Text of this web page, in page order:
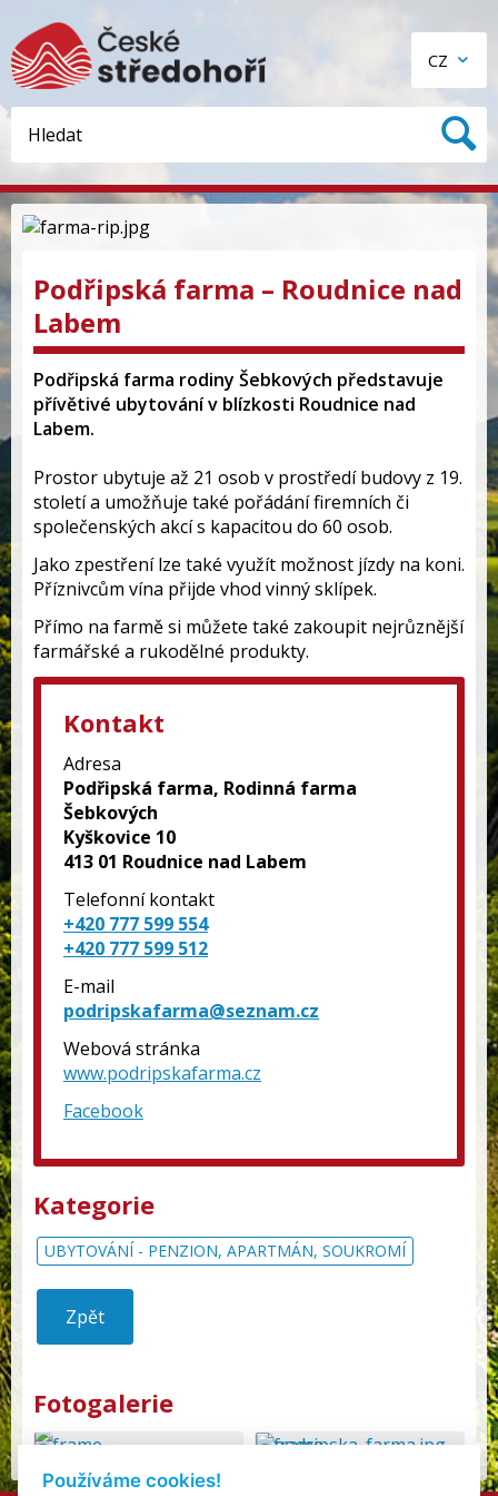
CZ
Podřipská farma – Roudnice nad
Labem
Podřipská farma rodiny Šebkových představuje
přívětivé ubytování v blízkosti Roudnice nad
Labem.
Prostor ubytuje až 21 osob v prostředí budovy z 19.
století a umožňuje také pořádání firemních či
společenských akcí s kapacitou do 60 osob.
Jako zpestření lze také využít možnost jízdy na koni.
Příznivcům vína přijde vhod vinný sklípek.
Přímo na farmě si můžete také zakoupit nejrůznější
farmářské a rukodělné produkty.
Kontakt
Adresa
Podřipská farma, Rodinná farma
Šebkových
Kyškovice 10
413 01 Roudnice nad Labem
Telefonní kontakt
+420 777 599 554
+420 777 599 512
E-mail
podripskafarma@seznam.cz
Webová stránka
www.podripskafarma.cz
Facebook
Kategorie
UBYTOVÁNÍ - PENZION, APARTMÁN, SOUKROMÍ
Zpět
Fotogalerie
Používáme cookies!